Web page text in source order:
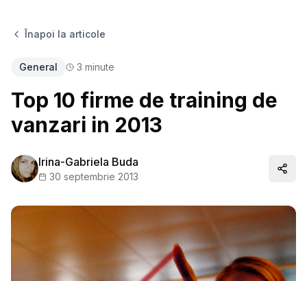
Înapoi la articole
General 3 minute
Top 10 firme de training de
vanzari in 2013
Irina-Gabriela Buda
30 septembrie 2013